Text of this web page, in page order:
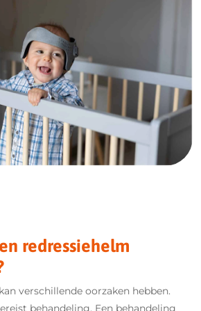
redressiehelm
verschillende oorzaken hebben.
behandeling. Een behandeling